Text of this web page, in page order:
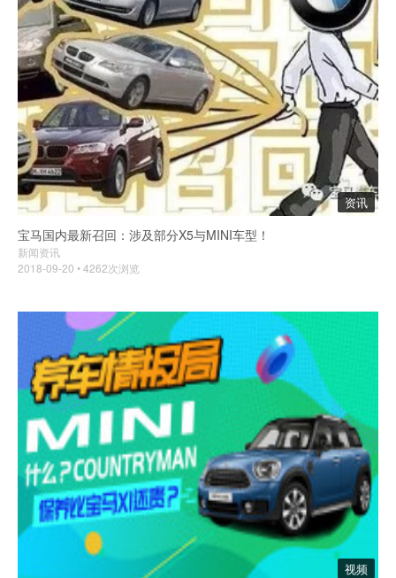
资讯
宝马国内最新召回：涉及部分X5与MINI车型！
新闻资讯
2018-09-20 • 4262次浏览
视频